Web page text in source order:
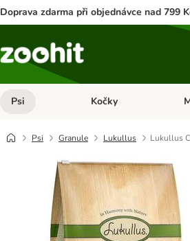
Doprava zdarma při objednávce nad 799
Psi Otevřít menu: Psi
Kočky
Psi Granule Lukullus Lukullus